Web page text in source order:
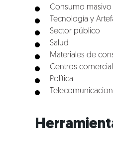
Consumo masivo
Tecnología y
Sector público
Salud
Materiales de
Centros
Política